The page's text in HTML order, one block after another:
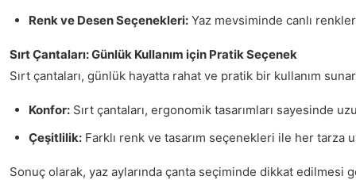
Renk ve Desen Seçenekleri: Yaz mevsiminde canlı
Sırt Çantaları: Günlük Kullanım için Pratik Seçenek
Sırt çantaları, günlük hayatta rahat ve pratik bir kullanım
Konfor: Sırt çantaları, ergonomik tasarımları sayesinde
Çeşitlilik: Farklı renk ve tasarım seçenekleri ile her tarza
Sonuç olarak, yaz aylarında çanta seçiminde dikkat edilmesi